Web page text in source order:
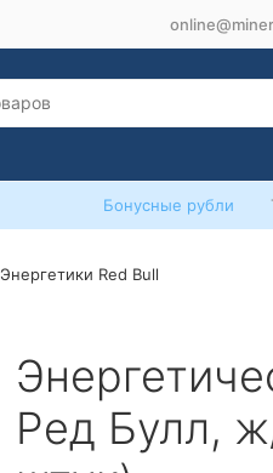
Бонусные рубли
Энергетики Red Bull
Ред Булл,